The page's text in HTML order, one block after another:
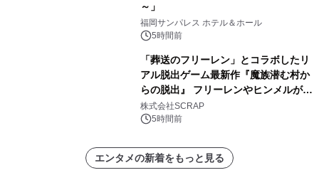
～」
福岡サンパレス ホテル＆ホール
5時間前
「葬送のフリーレン」とコラボしたリ
アル脱出ゲーム最新作『魔族潜む村か
らの脱出』 フリーレンやヒンメルが武
器を手に魔族を見据える描き下ろしメ
インビジュアル公開
株式会社SCRAP
5時間前
エンタメの新着をもっと見る